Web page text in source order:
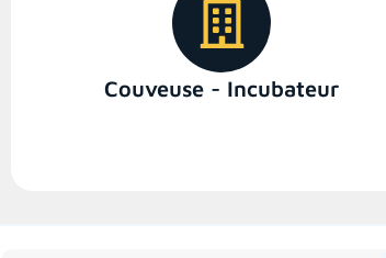
Couveuse - Incubateur